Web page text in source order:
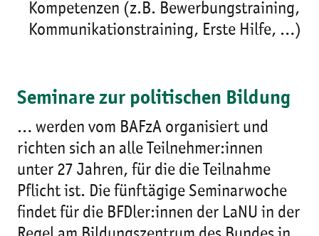
Kompetenzen (z.B. Bewerbungstraining,
Kommunikationstraining, Erste Hilfe, …)
Seminare zur politischen Bildung
… werden vom BAFzA organisiert und
richten sich an alle Teilnehmer:innen
unter 27 Jahren, für die die Teilnahme
Pflicht ist. Die fünftägige Seminarwoche
findet für die BFDler:innen der LaNU in der